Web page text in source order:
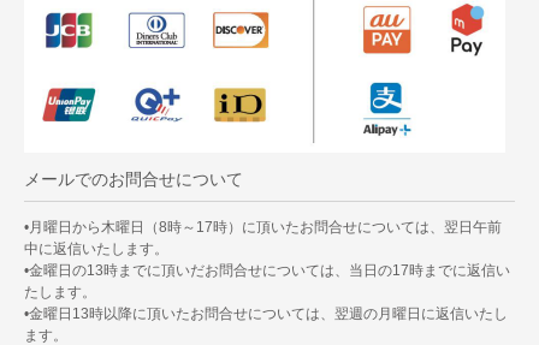
メールでのお問合せについて
•月曜日から木曜日（8時～17時）に頂いたお問合せについては、翌日午前
中に返信いたします。
•金曜日の13時までに頂いだお問合せについては、当日の17時までに返信い
たします。
•金曜日13時以降に頂いたお問合せについては、翌週の月曜日に返信いたし
ます。